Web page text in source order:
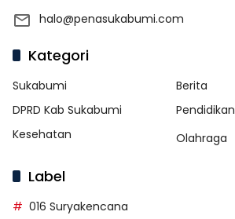
halo@penasukabumi.com
Kategori
Sukabumi
Berita
DPRD Kab Sukabumi
Pendidikan
Kesehatan
Olahraga
Label
016 Suryakencana